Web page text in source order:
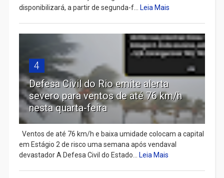
disponibilizará, a partir de segunda-f... Leia Mais
4
Defesa Civil do Rio emite alerta
severo para ventos de até 76 km/h
nesta quarta-feira
Ventos de até 76 km/h e baixa umidade colocam a capital
em Estágio 2 de risco uma semana após vendaval
devastador A Defesa Civil do Estado... Leia Mais